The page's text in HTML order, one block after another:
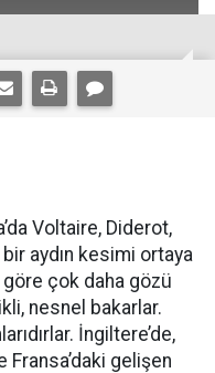
Voltaire, Diderot,
aydın kesimi ortaya
çok daha gözü
nesnel bakarlar.
İngiltere’de,
Fransa’daki gelişen